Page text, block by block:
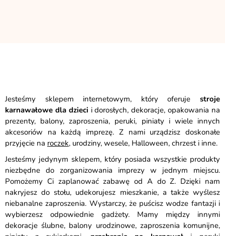
Jesteśmy sklepem internetowym, który oferuje stroje
karnawałowe dla dzieci i dorosłych, dekoracje, opakowania na
prezenty, balony, zaproszenia, peruki, piniaty i wiele innych
akcesoriów na każdą imprezę. Z nami urządzisz doskonałe
przyjęcie na roczek, urodziny, wesele, Halloween, chrzest i inne.
Jesteśmy jedynym sklepem, który posiada wszystkie produkty
niezbędne do zorganizowania imprezy w jednym miejscu.
Pomożemy Ci zaplanować zabawę od A do Z. Dzięki nam
nakryjesz do stołu, udekorujesz mieszkanie, a także wyślesz
niebanalne zaproszenia. Wystarczy, że puścisz wodze fantazji i
wybierzesz odpowiednie gadżety. Mamy między innymi
dekoracje ślubne, balony urodzinowe, zaproszenia komunijne,